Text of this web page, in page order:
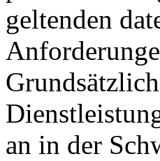
geltenden
an in der